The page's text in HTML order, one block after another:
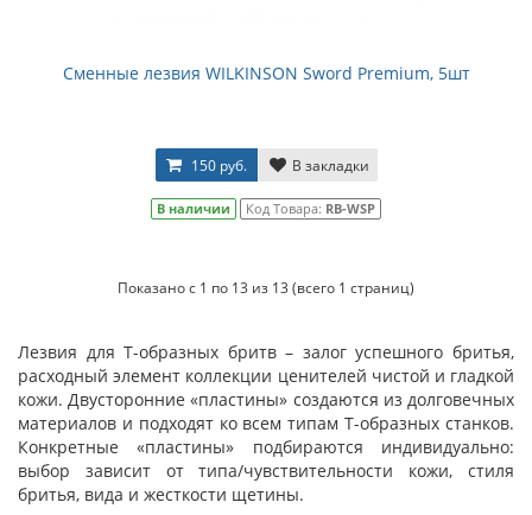
Сменные лезвия WILKINSON Sword Premium, 5шт
150 руб. В закладки
В наличии Код Товара: RB-WSP
Показано с 1 по 13 из 13 (всего 1 страниц)
Лезвия для T-образных бритв – залог успешного бритья,
расходный элемент коллекции ценителей чистой и гладкой
кожи. Двусторонние «пластины» создаются из долговечных
материалов и подходят ко всем типам T-образных станков.
Конкретные «пластины» подбираются индивидуально:
выбор зависит от типа/чувствительности кожи, стиля
бритья, вида и жесткости щетины.